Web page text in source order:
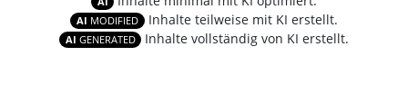
AI MODIFIED Inhalte teilweise mit KI erstellt.
AI GENERATED Inhalte vollständig von KI erstellt.